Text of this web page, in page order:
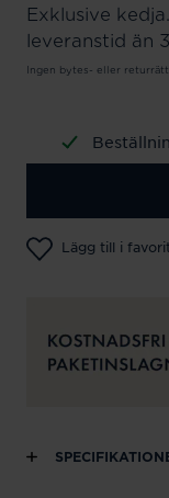
Exklusive
leveranstid än
Ingen bytes- eller returrätt
Lägg till i